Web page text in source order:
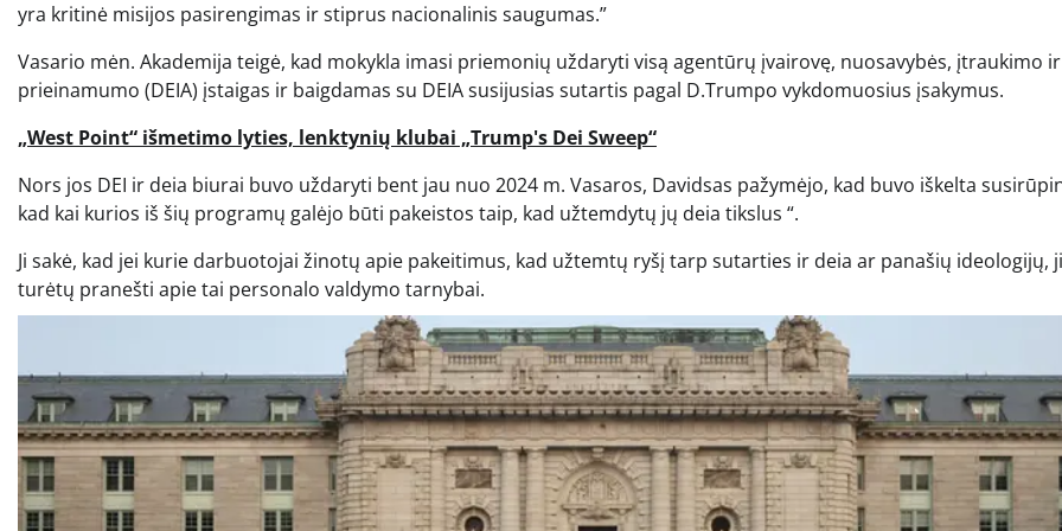
yra kritinė misijos pasirengimas ir stiprus nacionalinis saugumas.”
Vasario mėn. Akademija teigė, kad mokykla imasi priemonių uždaryti visą agentūrų įvairovę, nuosavybės, įtraukimo ir
prieinamumo (DEIA) įstaigas ir baigdamas su DEIA susijusias sutartis pagal D.Trumpo vykdomuosius įsakymus.
„West Point“ išmetimo lyties, lenktynių klubai „Trump's Dei Sweep“
Nors jos DEI ir deia biurai buvo uždaryti bent jau nuo 2024 m. Vasaros, Davidsas pažymėjo, kad buvo iškelta
kad kai kurios iš šių programų galėjo būti pakeistos taip, kad užtemdytų jų deia tikslus “.
Ji sakė, kad jei kurie darbuotojai žinotų apie pakeitimus, kad užtemtų ryšį tarp sutarties ir deia ar panašių ideologijų,
turėtų pranešti apie tai personalo valdymo tarnybai.